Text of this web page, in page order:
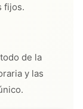
fijos.
de la
y las